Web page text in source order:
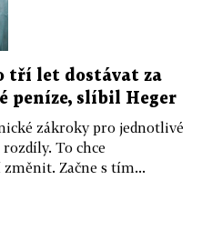
tří let dostávat za
peníze, slíbil Heger
zákroky pro jednotlivé
To chce
Začne s tím...